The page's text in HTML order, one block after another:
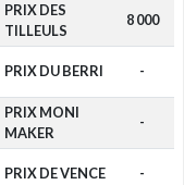
PRIX DES
TILLEULS
8 000
PRIX DU BERRI -
PRIX MONI
MAKER
-
PRIX DE VENCE -